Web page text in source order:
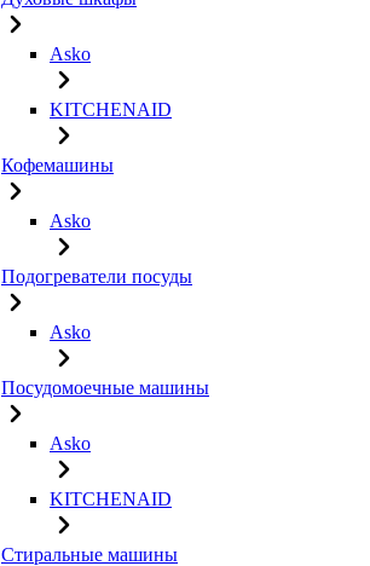
Asko
KITCHENAID
Кофемашины
Asko
Подогреватели посуды
Asko
Посудомоечные машины
Asko
KITCHENAID
Стиральные машины